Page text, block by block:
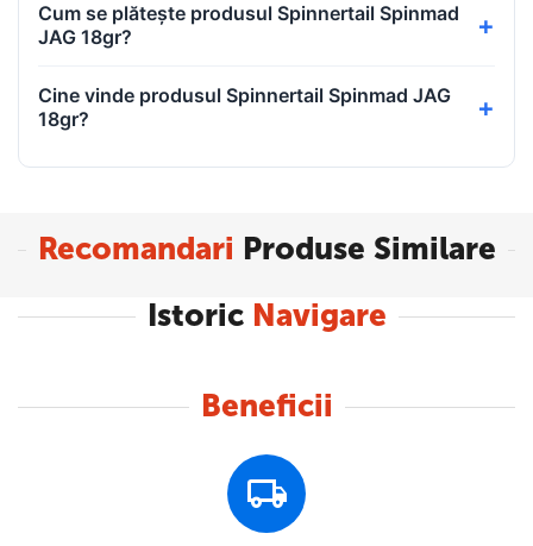
Cum se plătește produsul Spinnertail Spinmad
JAG 18gr?
Cine vinde produsul Spinnertail Spinmad JAG
18gr?
Recomandari Produse Similare
Istoric Navigare
Beneficii